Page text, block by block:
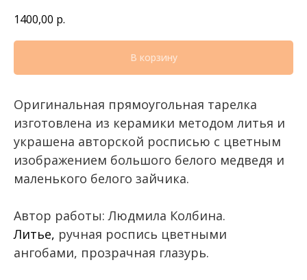
1400,00 р.
В корзину
Оригинальная прямоугольная тарелка
изготовлена из керамики методом литья и
украшена авторской росписью с цветным
изображением большого белого медведя и
маленького белого зайчика.
Автор работы: Людмила Колбина.
Литье, ручная роспись цветными
ангобами, прозрачная глазурь.